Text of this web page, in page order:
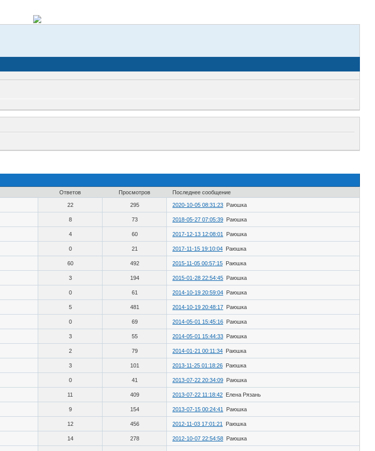
Ответов Просмотров Последнее сообщение
22 295 2020-10-05 08:31:23 Раюшка
8 73 2018-05-27 07:05:39 Раюшка
4 60 2017-12-13 12:08:01 Раюшка
0 21 2017-11-15 19:10:04 Раюшка
60 492 2015-11-05 00:57:15 Раюшка
3 194 2015-01-28 22:54:45 Раюшка
0 61 2014-10-19 20:59:04 Раюшка
5 481 2014-10-19 20:48:17 Раюшка
0 69 2014-05-01 15:45:16 Раюшка
3 55 2014-05-01 15:44:33 Раюшка
2 79 2014-01-21 00:11:34 Раюшка
3 101 2013-11-25 01:18:26 Раюшка
0 41 2013-07-22 20:34:09 Раюшка
11 409 2013-07-22 11:18:42 Елена Рязань
9 154 2013-07-15 00:24:41 Раюшка
12 456 2012-11-03 17:01:21 Раюшка
14 278 2012-10-07 22:54:58 Раюшка